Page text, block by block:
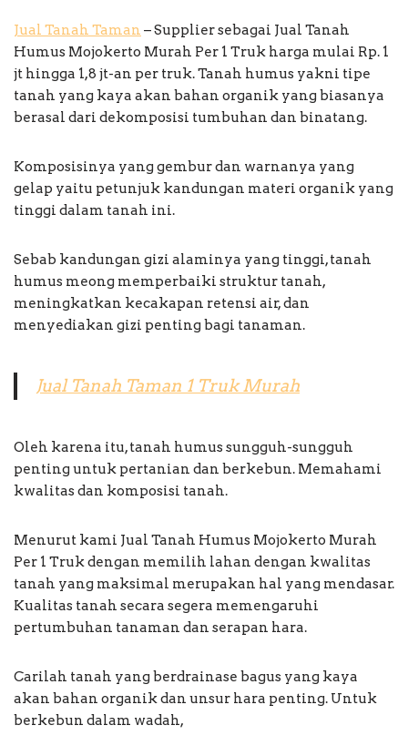
Jual Tanah Taman – Supplier sebagai Jual Tanah
Humus Mojokerto Murah Per 1 Truk harga mulai Rp. 1
jt hingga 1,8 jt-an per truk. Tanah humus yakni tipe
tanah yang kaya akan bahan organik yang biasanya
berasal dari dekomposisi tumbuhan dan binatang.
Komposisinya yang gembur dan warnanya yang
gelap yaitu petunjuk kandungan materi organik yang
tinggi dalam tanah ini.
Sebab kandungan gizi alaminya yang tinggi, tanah
humus meong memperbaiki struktur tanah,
meningkatkan kecakapan retensi air, dan
menyediakan gizi penting bagi tanaman.
Jual Tanah Taman 1 Truk Murah
Oleh karena itu, tanah humus sungguh-sungguh
penting untuk pertanian dan berkebun. Memahami
kwalitas dan komposisi tanah.
Menurut kami Jual Tanah Humus Mojokerto Murah
Per 1 Truk dengan memilih lahan dengan kwalitas
tanah yang maksimal merupakan hal yang mendasar.
Kualitas tanah secara segera memengaruhi
pertumbuhan tanaman dan serapan hara.
Carilah tanah yang berdrainase bagus yang kaya
akan bahan organik dan unsur hara penting. Untuk
berkebun dalam wadah,